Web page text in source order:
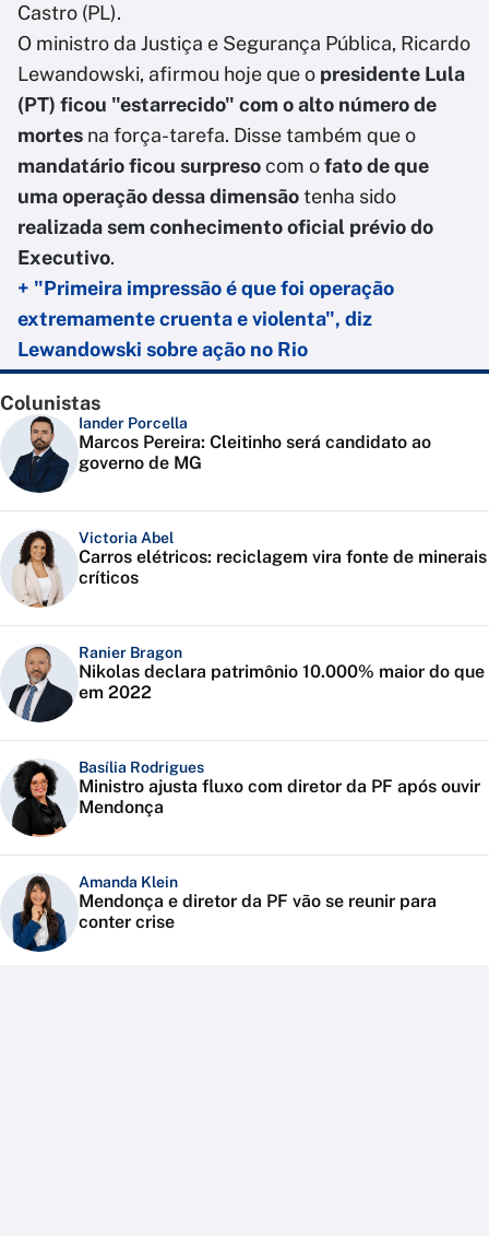
Castro (PL).
O ministro da Justiça e Segurança Pública, Ricardo
Lewandowski, afirmou hoje que o presidente Lula
(PT) ficou "estarrecido" com o alto número de
mortes na força-tarefa. Disse também que o
mandatário ficou surpresocom ofato de que
uma operação dessa dimensãotenha sido
realizada sem conhecimento oficial prévio do
Executivo.
+ "Primeira impressão é que foi operação
extremamente cruenta e violenta", diz
Lewandowski sobre ação no Rio
Colunistas
Iander Porcella
Marcos Pereira: Cleitinho será candidato ao
governo de MG
Victoria Abel
Carros elétricos: reciclagem vira fonte de minerais
críticos
Ranier Bragon
Nikolas declara patrimônio 10.000% maior do que
em 2022
Basília Rodrigues
Ministro ajusta fluxo com diretor da PF após ouvir
Mendonça
Amanda Klein
Mendonça e diretor da PF vão se reunir para
conter crise